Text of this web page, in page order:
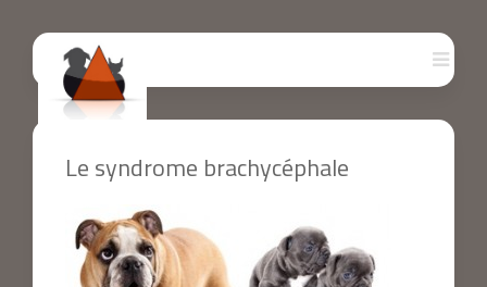
Le syndrome brachycéphale